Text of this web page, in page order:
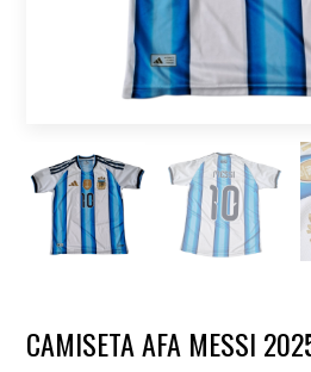
CAMISETA AFA MESSI